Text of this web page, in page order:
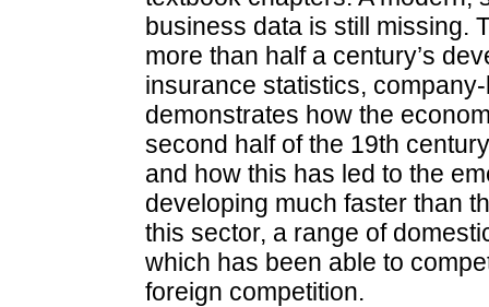
business data is still missing.
more than half a century’s
insurance statistics,
demonstrates how the
second half of the 19th
and how this has led to the
developing much faster than
this sector, a range of
which has been able to
foreign competition.